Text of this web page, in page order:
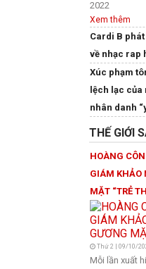
2022
Xem thêm
Cardi B
về nhạc rap
Xúc phạm
lệch lạc của
nhân danh
THẾ GIỚI
HOÀNG
GIÁM KHẢO
MẶT “TRẺ
Thứ 2 | 09/10/
Mỗi lần xuất